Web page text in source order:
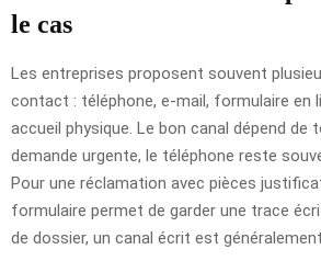
le cas
Les entreprises proposent souvent
contact : téléphone, e-mail, formulaire en
accueil physique. Le bon canal dépend de
demande urgente, le téléphone reste
Pour une réclamation avec pièces
formulaire permet de garder une trace
de dossier, un canal écrit est